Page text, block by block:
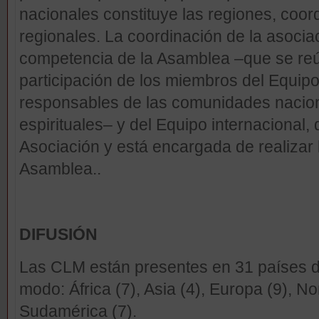
nacionales constituye las regiones,
regionales. La coordinación de la
competencia de la Asamblea –que se
participación de los miembros del
responsables de las comunidades
espirituales– y del Equipo internacional,
Asociación y está encargada de
Asamblea..
DIFUSIÓN
Las CLM están presentes en 31 países
modo: África (7), Asia (4), Europa (9),
Sudamérica (7).